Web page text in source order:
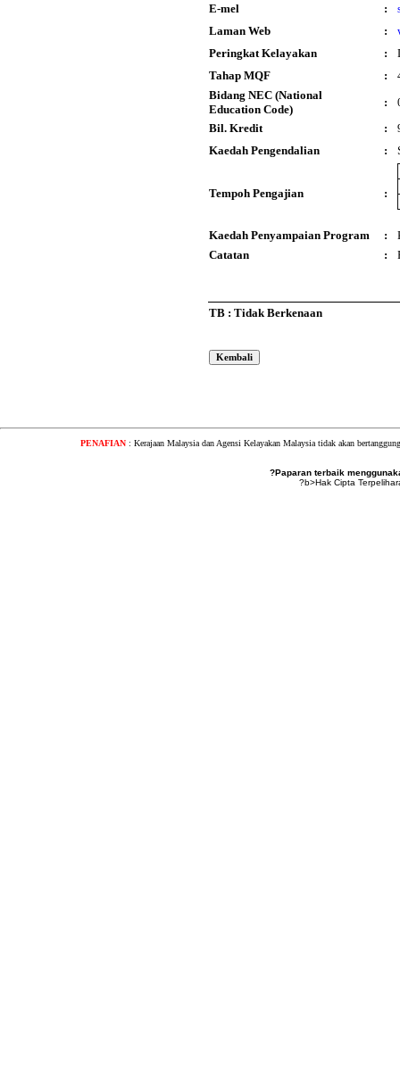
E-mel
:
Laman Web
:
Peringkat Kelayakan
:
Tahap MQF
:
Bidang NEC (National
Education Code)
:
Bil. Kredit
:
Kaedah Pengendalian
:
Tempoh Pengajian :
Kaedah Penyampaian Program :
Catatan
:
TB : Tidak Berkenaan
PENAFIAN : Kerajaan Malaysia dan Agensi Kelayakan Malaysia tidak akan
?Paparan terbaik
?b>Hak Cipta